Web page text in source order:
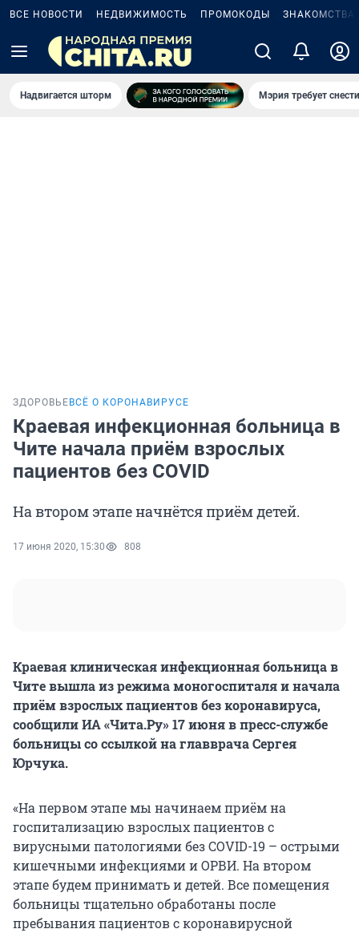
ВСЕ НОВОСТИ НЕДВИЖИМОСТЬ ПРОМОКОДЫ ЗНАКОМСТВА
Надвигается шторм Мэрия требует
ЗДОРОВЬЕ ВСЁ О КОРОНАВИРУСЕ
Краевая инфекционная больница в
Чите начала приём взрослых
пациентов без COVID
На втором этапе начнётся приём детей.
17 июня 2020, 15:30 808
Краевая клиническая инфекционная больница в
Чите вышла из режима моногоспиталя и начала
приём взрослых пациентов без коронавируса,
сообщили ИА «Чита.Ру» 17 июня в пресс-службе
больницы со ссылкой на главврача Сергея
Юрчука.
«На первом этапе мы начинаем приём на
госпитализацию взрослых пациентов с
вирусными патологиями без COVID-19 – острыми
кишечными инфекциями и ОРВИ. На втором
этапе будем принимать и детей. Все помещения
больницы тщательно обработаны после
пребывания пациентов с коронавирусной